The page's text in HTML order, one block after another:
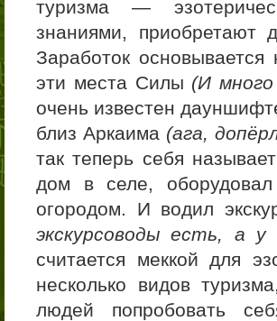
туризма —
знаниями, приобретают
Заработок
эти места Силы (И
очень известен
близ Аркаима (ага,
так теперь себя
дом в селе,
огородом. И водил
экскурсоводы есть, а
считается меккой для
несколько видов
людей попробовать